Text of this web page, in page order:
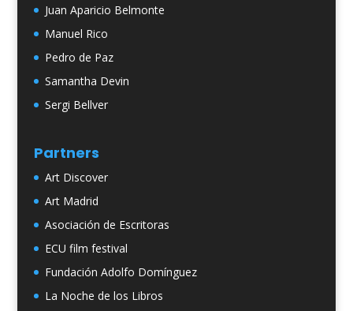
Juan Aparicio Belmonte
Manuel Rico
Pedro de Paz
Samantha Devin
Sergi Bellver
Partners
Art Discover
Art Madrid
Asociación de Escritoras
ECU film festival
Fundación Adolfo Domínguez
La Noche de los Libros